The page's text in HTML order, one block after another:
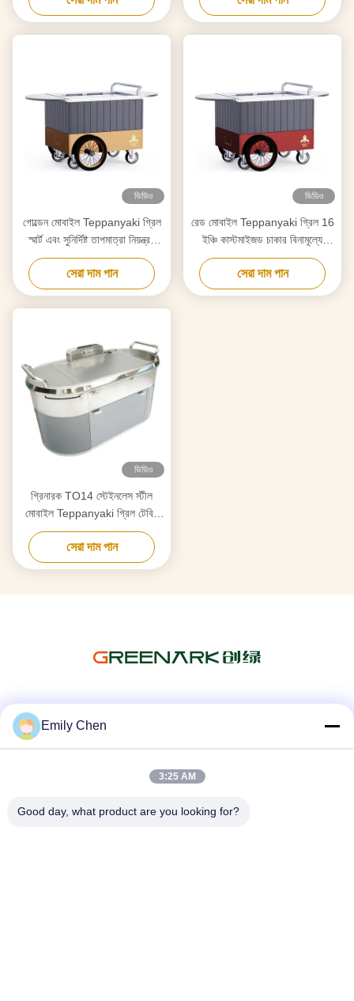
ভিডিও
গোল্ডেন মোবাইল Teppanyaki গ্রিল
স্মার্ট এবং সুনির্দিষ্ট তাপমাত্রা নিয়ন্ত্রণ
বিনামূল্যে আন্দোলন খাদ্য গ্রেড বোর্ড
Hibachi গ্রিল টেবিল
সেরা দাম পান
ভিডিও
রেড মোবাইল Teppanyaki গ্রিল 16
ইঞ্চি কাস্টমাইজড চাকার বিনামূল্যে
চলাচল খাদ্য-গ্রেড উপাদান Hibachi
গ্রিল টেবিল
সেরা দাম পান
ভিডিও
গ্রিনারক TO14 স্টেইনলেস স্টীল
মোবাইল Teppanyaki গ্রিল টেবিল
8KW
সেরা দাম পান
Emily Chen
3:25 AM
Good day, what product are you looking for?